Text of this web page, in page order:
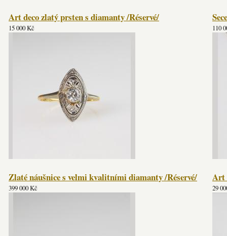
Art deco zlatý prsten s diamanty /Réservé/
15 000 Kč 110
Zlaté náušnice s velmi kvalitními diamanty /Réservé/
399 000 Kč
Art
29